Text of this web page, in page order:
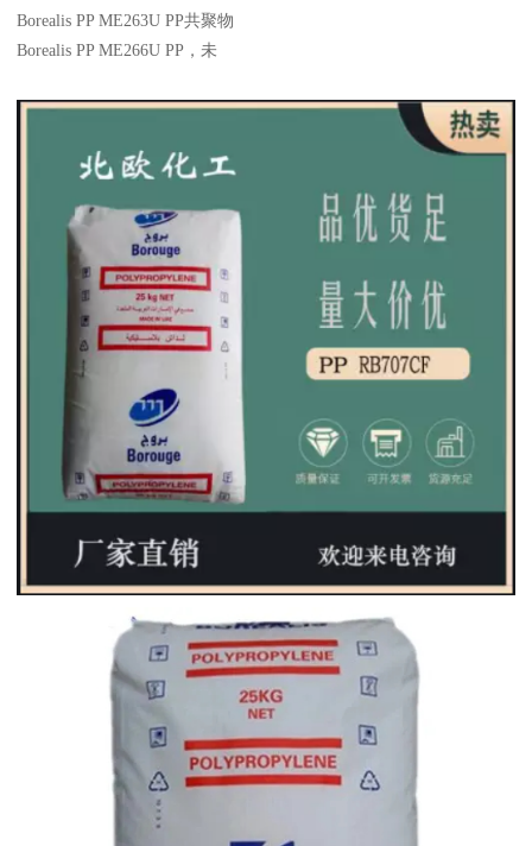
Borealis PP ME263U PP共聚物
Borealis PP ME266U PP ，未